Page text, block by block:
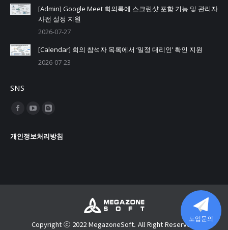
[Admin] Google Meet 회의록에 스크린샷 포함 기능 및 관리자
사전 설정 지원
2026-07-27
[Calendar] 회의 참석자 목록에서 ‘일정 대리인’ 확인 지원
2026-07-23
SNS
Find us on:
Facebook
opens
YouTube
opens
Blogger
opens
개인정보처리방침
도입문의
Copyright ⓒ 2022 MegazoneSoft. All Right Reserved.